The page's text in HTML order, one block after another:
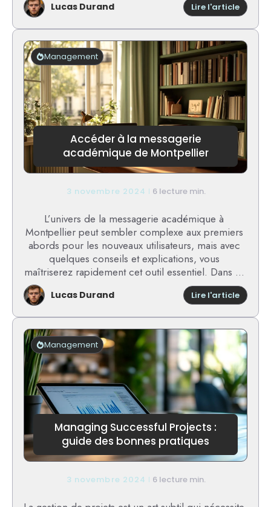
Lucas Durand Lire l'article:
des
qui
pas
en
Accéder à la messagerie
académique de Montpellier
Management
3 novembre 2024 6 lecture min.
L’univers de la messagerie académique à
Montpellier peut sembler complexe aux premiers
abords pour les nouveaux utilisateurs, mais avec
quelques conseils et explications, vous
maîtriserez rapidement cet outil essentiel. Dans ...
Lucas Durand Lire l'article:
à
la
de
Managing Successful Projects :
guide des bonnes pratiques
Management
3 novembre 2024 6 lecture min.